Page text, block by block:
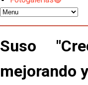
Vargas y Sow se
del martes
temporada pasada”
El Sevilla FC
fichajes
Suso
mejorando